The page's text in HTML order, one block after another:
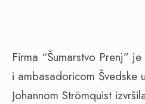
Firma “Šumarstvo Prenj”
i ambasadoricom Švedske
Johannom Strömquist